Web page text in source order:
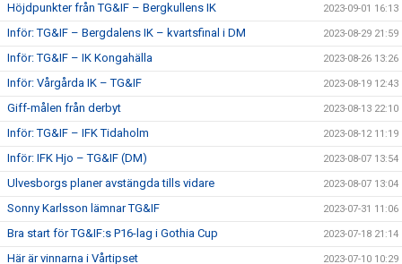
Höjdpunkter från TG&IF – Bergkullens IK 2023-09-01 16:13
Inför: TG&IF – Bergdalens IK – kvartsfinal i DM 2023-08-29 21:59
Inför: TG&IF – IK Kongahälla 2023-08-26 13:26
Inför: Vårgårda IK – TG&IF 2023-08-19 12:43
Giff-målen från derbyt 2023-08-13 22:10
Inför: TG&IF – IFK Tidaholm 2023-08-12 11:19
Inför: IFK Hjo – TG&IF (DM) 2023-08-07 13:54
Ulvesborgs planer avstängda tills vidare 2023-08-07 13:04
Sonny Karlsson lämnar TG&IF 2023-07-31 11:06
Bra start för TG&IF:s P16-lag i Gothia Cup 2023-07-18 21:14
Här är vinnarna i Vårtipset 2023-07-10 10:29